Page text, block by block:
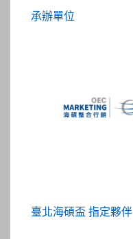
承辦單位
臺北海碩盃 指定夥伴